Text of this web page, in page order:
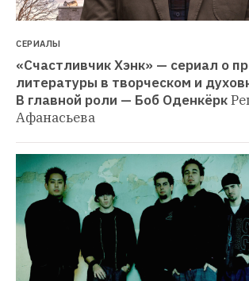
СЕРИАЛЫ
«Счастливчик Хэнк» — сериал о
литературы в творческом и
В главной роли — Боб Оденкёрк
Афанасьева